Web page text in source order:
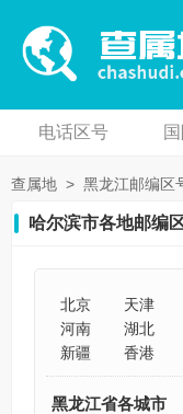
电话区号
查属地 > 黑龙江邮编区
哈尔滨市各地邮编
北京 天津
河南
湖北
新疆
香港
黑龙江省各城市